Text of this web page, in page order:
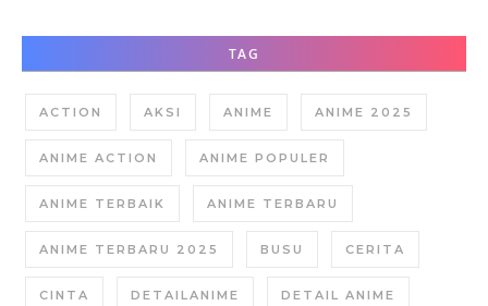
TAG
ACTION AKSI ANIME ANIME 2025
ANIME ACTION ANIME POPULER
ANIME TERBAIK ANIME TERBARU
ANIME TERBARU 2025 BUSU CERITA
CINTA DETAILANIME DETAIL ANIME